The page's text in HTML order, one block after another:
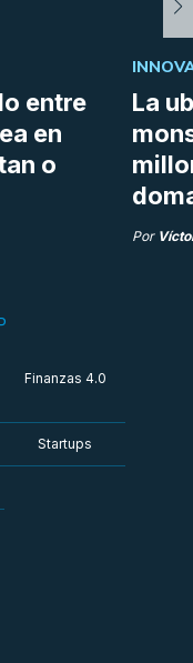
entre
en
o
La
Por
Finanzas 4.0
Startups